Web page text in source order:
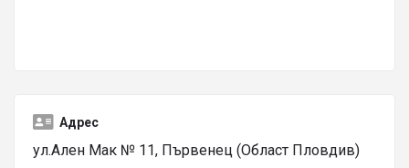
Адрес
ул.Ален Мак № 11, Първенец (Област Пловдив)